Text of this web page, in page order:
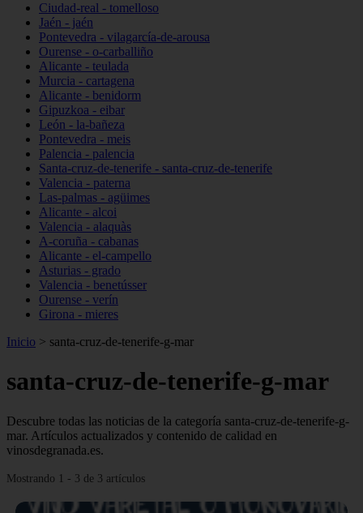
Ciudad-real - tomelloso
Jaén - jaén
Pontevedra - vilagarcía-de-arousa
Ourense - o-carballiño
Alicante - teulada
Murcia - cartagena
Alicante - benidorm
Gipuzkoa - eibar
León - la-bañeza
Pontevedra - meis
Palencia - palencia
Santa-cruz-de-tenerife - santa-cruz-de-tenerife
Valencia - paterna
Las-palmas - agüimes
Alicante - alcoi
Valencia - alaquàs
A-coruña - cabanas
Alicante - el-campello
Asturias - grado
Valencia - benetússer
Ourense - verín
Girona - mieres
Inicio > santa-cruz-de-tenerife-g-mar
santa-cruz-de-tenerife-g-mar
Descubre todas las noticias de la categoría santa-cruz-de-tenerife-g-
mar. Artículos actualizados y contenido de calidad en
vinosdegranada.es.
Mostrando 1 - 3 de 3 artículos